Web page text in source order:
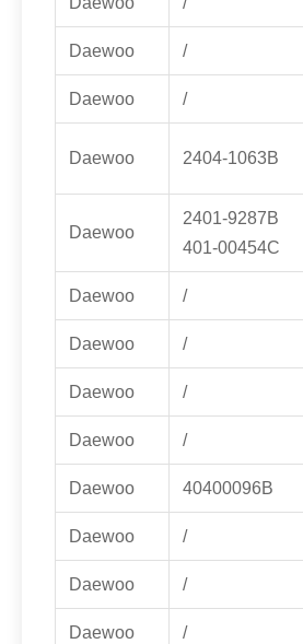
Daewoo /
Daewoo /
Daewoo 2404-1063B
Daewoo
2401-9287B
401-00454C
Daewoo /
Daewoo /
Daewoo /
Daewoo /
Daewoo 40400096B
Daewoo /
Daewoo /
Daewoo /